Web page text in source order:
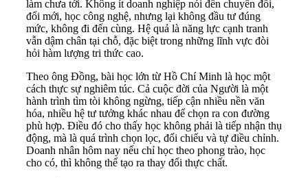
làm chưa tới. Không ít doanh nghiệp nói đến chuyển đổi,
đổi mới, học công nghệ, nhưng lại không đầu tư đúng
mức, không đi đến cùng. Hệ quả là năng lực cạnh tranh
vẫn dậm chân tại chỗ, đặc biệt trong những lĩnh vực đòi
hỏi hàm lượng tri thức cao.
Theo ông Đồng, bài học lớn từ Hồ Chí Minh là học một
cách thực sự nghiêm túc. Cả cuộc đời của Người là một
hành trình tìm tòi không ngừng, tiếp cận nhiều nền văn
hóa, nhiều hệ tư tưởng khác nhau để chọn ra con đường
phù hợp. Điều đó cho thấy học không phải là tiếp nhận thụ
động, mà là quá trình chọn lọc, đối chiếu và tự điều chỉnh.
Doanh nhân hôm nay nếu chỉ học theo phong trào, học
cho có, thì không thể tạo ra thay đổi thực chất.